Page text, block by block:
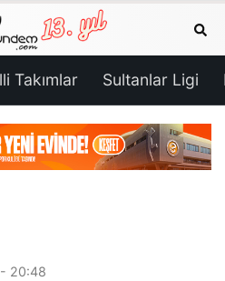
Takımlar Sultanlar Ligi
- 20:48